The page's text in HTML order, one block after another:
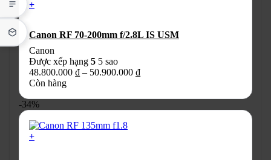
+
này
có
nhiều
biến
thể.
tùy
chọn
có
thể
Canon RF 70-200mm f/2.8L IS USM
Canon
Được xếp hạng 5 5 sao
48.800.000 ₫ – 50.900.000 ₫Khoảng
Còn hàng
-34%
+